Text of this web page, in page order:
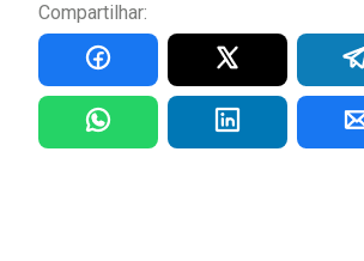
Compartilhar: